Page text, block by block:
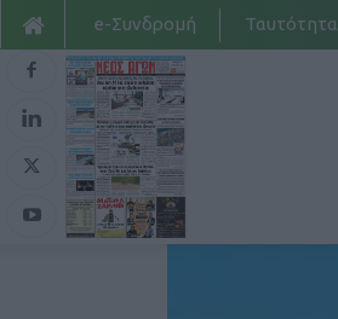
e-Συνδρομή Ταυτότητα